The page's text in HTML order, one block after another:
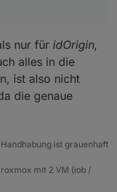
nur für idOrigin,
alles in die
ist also nicht
die genaue
ist grauenhaft
mit 2 VM (iob /